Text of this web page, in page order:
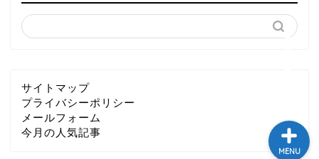
サイトマップ
プライバシーポリシー
メールフォーム
今月の人気記事
MENU
～DA PUMP YORIの晴れ
ばれラジオ～